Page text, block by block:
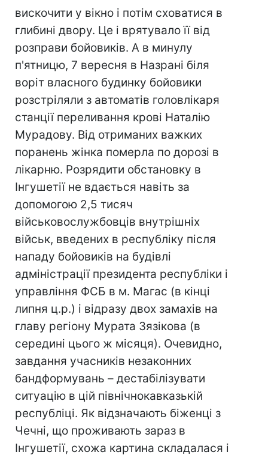
вискочити у вікно і потім сховатися в
глибині двору. Це і врятувало її від
розправи бойовиків. А в минулу
п'ятницю, 7 вересня в Назрані біля
воріт власного будинку бойовики
розстріляли з автоматів головлікаря
станції переливання крові Наталію
Мурадову. Від отриманих важких
поранень жінка померла по дорозі в
лікарню. Розрядити обстановку в
Інгушетії не вдається навіть за
допомогою 2,5 тисяч
військовослужбовців внутрішніх
військ, введених в республіку після
нападу бойовиків на будівлі
адміністрації президента республіки і
управління ФСБ в м. Магас (в кінці
липня ц.р.) і відразу двох замахів на
главу регіону Мурата Зязікова (в
середині цього ж місяця). Очевидно,
завдання учасників незаконних
бандформувань – дестабілізувати
ситуацію в цій північнокавказькій
республіці. Як відзначають біженці з
Чечні, що проживають зараз в
Інгушетії, схожа картина складалася і